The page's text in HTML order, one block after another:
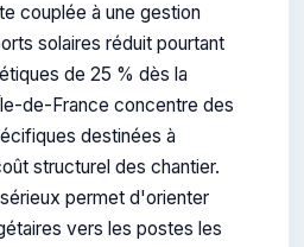
couplée à une gestion
solaires réduit pourtant
de 25 % dès la
de-France concentre des
destinées à
structurel des chantier.
permet d'orienter
vers les postes les